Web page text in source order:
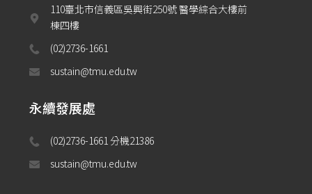
110臺北市信義區吳興街250號 醫學綜合大樓前
棟四樓
(02)2736-1661
sustain@tmu.edu.tw
永續發展處
(02)2736-1661 分機21386
sustain@tmu.edu.tw